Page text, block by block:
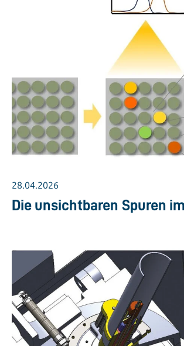
28.04.2026
Die unsichtbaren Spuren